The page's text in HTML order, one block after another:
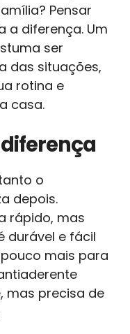
Pensar
a diferença. Um
ser
das situações,
rotina e
casa.
o
depois.
rápido, mas
durável e fácil
mais para
mas precisa de